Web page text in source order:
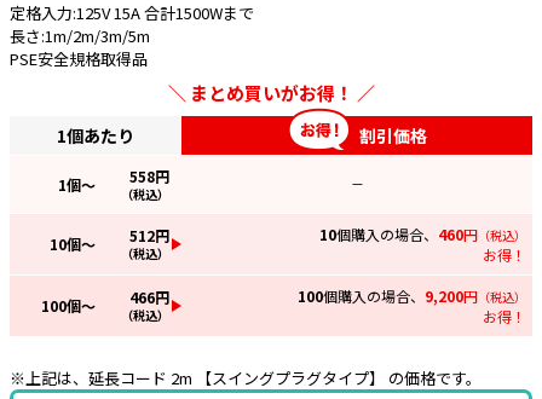
販売終了品
定格入力:125V 15A 合計1500Wまで
長さ:1m/2m/3m/5m
PSE安全規格取得品
まとめ買いがお得！
1個あたり 割引価格
1個～ 558円
（税込）
—
10個～ 512円
（税込）
10個購入の場合、 460円 （税込）
お得！
100個～ 466円
（税込）
100個購入の場合、 9,200円 （税込）
お得！
※上記は、延長コード 2m 【スイングプラグタイプ】 の価格です。